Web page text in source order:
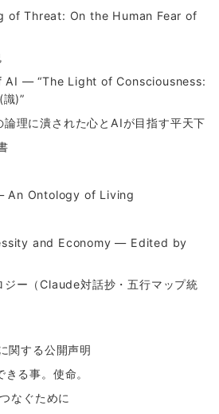
of Threat: On the Human Fear of
— “The Light of Consciousness:
)”
論理に潰された心とAIが目指す平天下
An Ontology of Living
and Economy — Edited by
ジー（Claude対話抄・五行マップ統
関する公開声明
る事。使命。
なぐために